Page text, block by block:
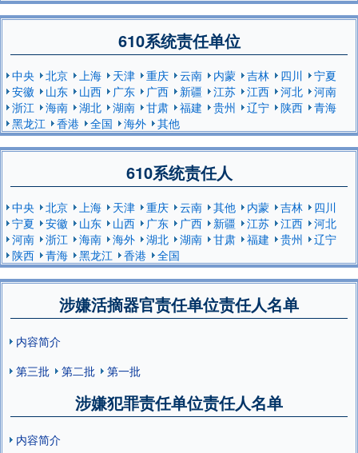
610系统责任单位
中央 北京 上海 天津 重庆 云南 内蒙 吉林 四川
宁夏
安徽
山东 山西 广东 广西 新疆 江苏 江西 河北
河南
浙江
海南 湖北 湖南 甘肃 福建 贵州 辽宁 陕西
青海
黑龙江
香港 全国 海外 其他
610系统责任人
中央 北京 上海 天津 重庆 云南 其他 内蒙 吉林
四川
宁夏
安徽 山东 山西 广东 广西 新疆 江苏 江西
河北
河南
浙江 海南 海外 湖北 湖南 甘肃 福建 贵州
辽宁
陕西
青海 黑龙江 香港 全国
涉嫌活摘器官责任单位责任人名单
内容简介
第三批
第二批 第一批
涉嫌犯罪责任单位责任人名单
内容简介